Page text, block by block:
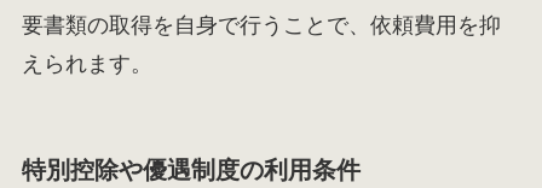
要書類の取得を自身で行うことで、依頼費用を抑
えられます。
特別控除や優遇制度の利用条件